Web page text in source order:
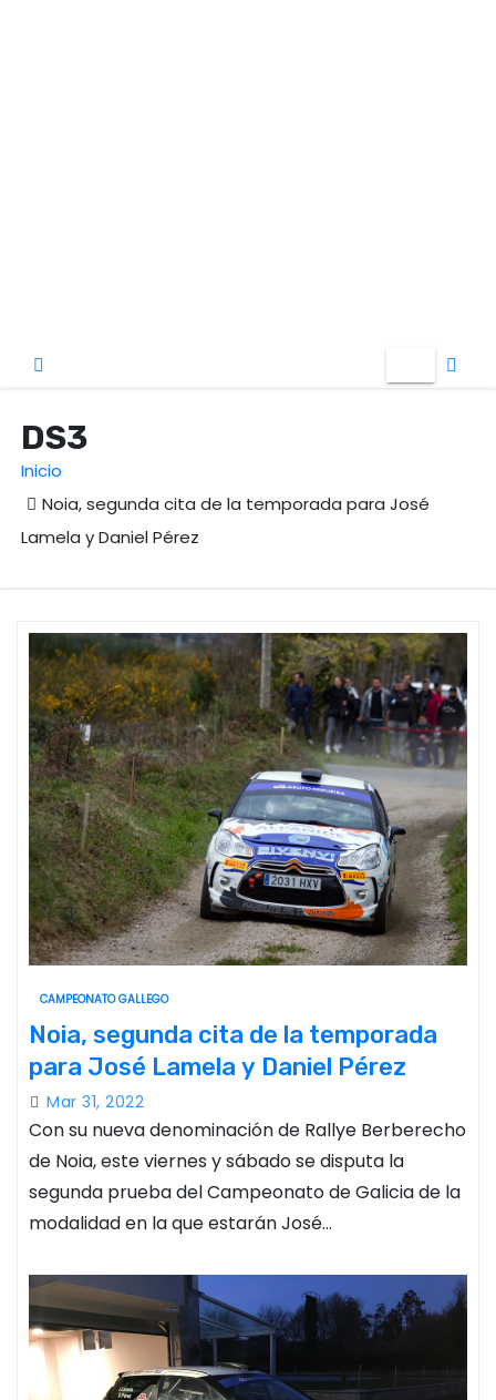
DS3
Inicio
Noia, segunda cita de la temporada para José
Lamela y Daniel Pérez
CAMPEONATO GALLEGO
Noia, segunda cita de la temporada
para José Lamela y Daniel Pérez
Mar 31, 2022
Con su nueva denominación de Rallye Berberecho
de Noia, este viernes y sábado se disputa la
segunda prueba del Campeonato de Galicia de la
modalidad en la que estarán José…